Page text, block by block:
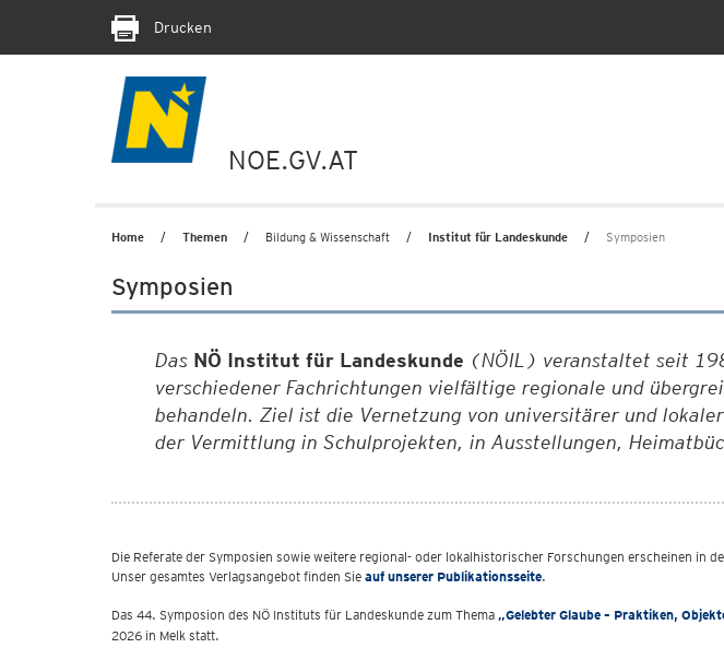
Drucken
NOE.GV.AT
Home Themen Bildung & Wissenschaft Institut für Landeskunde Symposien
Symposien
Das NÖ Institut für Landeskunde (NÖIL) veranstaltet seit
verschiedener Fachrichtungen vielfältige regionale und
behandeln. Ziel ist die Vernetzung von universitärer und
der Vermittlung in Schulprojekten, in Ausstellungen,
Die Referate der Symposien sowie weitere regional- oder lokalhistorischer Forschungen erscheinen in
Unser gesamtes Verlagsangebot finden Sie auf unserer Publikationsseite.
Das 44. Symposion des NÖ Instituts für Landeskunde zum Thema „Gelebter Glaube – Praktiken,
2026 in Melk statt.